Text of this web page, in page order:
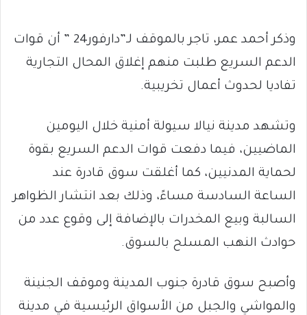
وذكر أحمد عمر، تاجر بالموقف لـ”دارفور24 ” أن قوات
الدعم السريع طلبت منهم إغلاق المحال التجارية
تفاديا لحدوث أعمال تخريبية.
وتشهد مدينة نيالا سيولة أمنية خلال اليومين
الماضيين، فيما دفعت قوات الدعم السريع بقوة
لحماية المدنيين، كما أغلقت سوق قادرة عند
الساعة السادسة مساءً، وذلك بعد انتشار الظواهر
السالبة وبيع المخدرات بالإضافة إلى وقوع عدد من
حوادث النهب المسلح بالسوق.
وأصبح سوق قادرة جنوب المدينة وموقف الجنينة
والمواشي والجبل من الأسواق الرئيسية في مدينة